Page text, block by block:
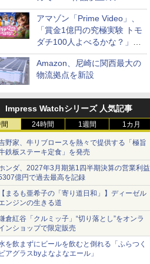
見放題
アマゾン「Prime Video」、
「賞金1億円の究極実験 トモ
ダチ100人よべるかな？」シ
ーズン2の参加者公開
Amazon、尼崎に関西最大の
物流拠点を新設
Impress Watchシリーズ 人気記事
24時間 1週間 1カ月
野家、牛リブロースを熱々で提供する「極旨
鉄板ステーキ定食」を発売
ンダ、2027年3月期第1四半期決算の営業利益
億円で過去最高を記録
まるも亜希子の「寄り道日和」】ディーゼル
ンジンの生きる道
倉紅谷「クルミッ子」“切り落とし”をオンラ
ンショップで限定販売
を飲まずにビールを飲むと倒れる「ふらつく
アグラスbyよなよなエール」